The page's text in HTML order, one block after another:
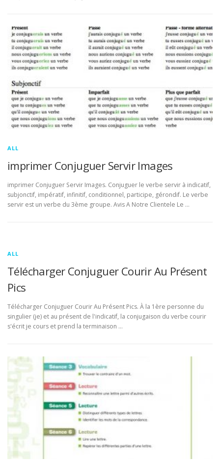
ALL
imprimer Conjuguer Servir Images
imprimer Conjuguer Servir Images. Conjuguer le verbe servir à indicatif,
subjonctif, impératif, infinitif, conditionnel, participe, gérondif. Le verbe
servir est un verbe du 3ème groupe. Avis A Notre Clientele Le …
ALL
Télécharger Conjuguer Courir Au Présent
Pics
Télécharger Conjuguer Courir Au Présent Pics. À la 1ère personne du
singulier (je) et au présent de l'indicatif, la conjugaison du verbe courir
s'écrit je cours et prend la terminaison …